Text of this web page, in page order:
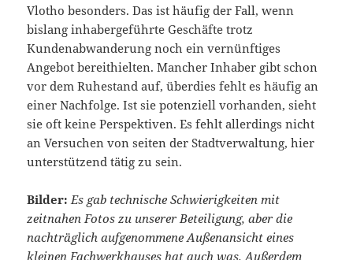
Vlotho besonders. Das ist häufig der Fall, wenn
bislang inhabergeführte Geschäfte trotz
Kundenabwanderung noch ein vernünftiges
Angebot bereithielten. Mancher Inhaber gibt schon
vor dem Ruhestand auf, überdies fehlt es häufig an
einer Nachfolge. Ist sie potenziell vorhanden, sieht
sie oft keine Perspektiven. Es fehlt allerdings nicht
an Versuchen von seiten der Stadtverwaltung, hier
unterstützend tätig zu sein.
Bilder: Es gab technische Schwierigkeiten mit
zeitnahen Fotos zu unserer Beteiligung, aber die
nachträglich aufgenommene Außenansicht eines
kleinen Fachwerkhauses hat auch was. Außerdem